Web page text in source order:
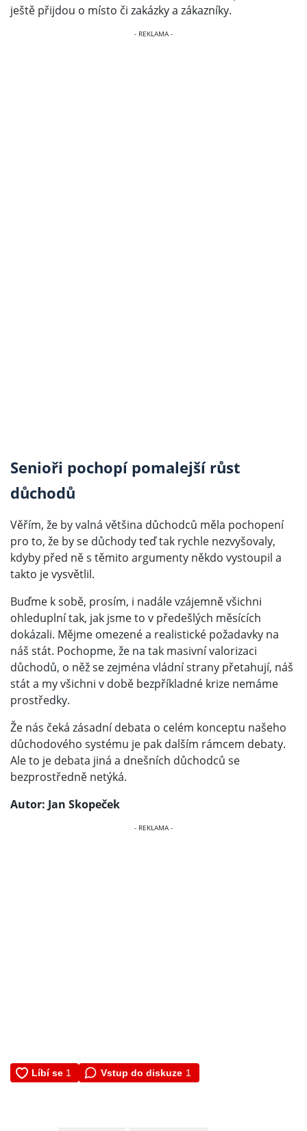
ještě přijdou o místo či zakázky a zákazníky.
Senioři pochopí pomalejší růst
důchodů
Věřím, že by valná většina důchodců měla pochopení
pro to, že by se důchody teď tak rychle nezvyšovaly,
kdyby před ně s těmito argumenty někdo vystoupil a
takto je vysvětlil.
Buďme k sobě, prosím, i nadále vzájemně všichni
ohleduplní tak, jak jsme to v předešlých měsících
dokázali. Mějme omezené a realistické požadavky na
náš stát. Pochopme, že na tak masivní valorizaci
důchodů, o něž se zejména vládní strany přetahují, náš
stát a my všichni v době bezpříkladné krize nemáme
prostředky.
Že nás čeká zásadní debata o celém konceptu našeho
důchodového systému je pak dalším rámcem debaty.
Ale to je debata jiná a dnešních důchodců se
bezprostředně netýká.
Autor: Jan Skopeček
Vstup do diskuze 1